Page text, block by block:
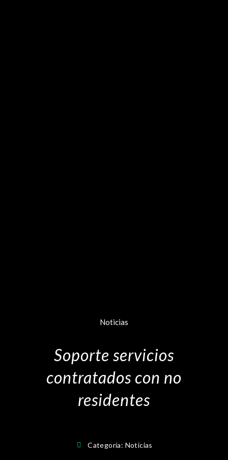
Noticias
Soporte servicios
contratados con no
residentes
Categoría: Noticias